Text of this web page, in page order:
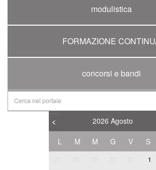
modulistica
FORMAZIONE
concorsi e bandi
< 2026 Agosto
L
M M G V S
1